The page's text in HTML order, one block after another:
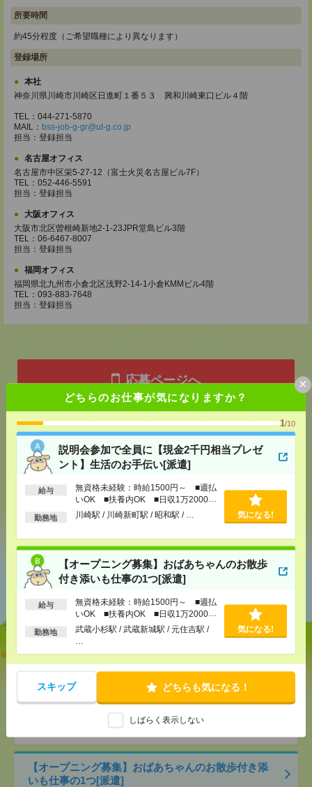
どちらのお仕事が気になりますか？
1/10
説明会参加で全員に【現金2千円相当プレゼ
ント】生活のお手伝い[派遣]
給与
無資格未経験：時給1500円～ ■週払
いOK ■扶養内OK ■日収1万2000円
以上
勤務地 川崎駅 / 川崎新町駅 / 昭和駅 / … 気になる!
【オープニング募集】おばあちゃんのお散歩
付き添いも仕事の1つ[派遣]
給与
無資格未経験：時給1500円～ ■週払
いOK ■扶養内OK ■日収1万2000円
以上
勤務地
武蔵小杉駅 / 武蔵新城駅 / 元住吉駅 /
気になる!
スキップ どちらも気になる！
しばらく表示しない
×
所要時間
約45分程度（ご希望職種により異なります）
登録場所
本社
神奈川県川崎市川崎区日進町１番５３ 興和川崎東口ビル４階
TEL：044-271-5870
MAIL： bss-job-g-gr@ut-g.co.jp
担当：登録担当
名古屋オフィス
名古屋市中区栄5-27-12（富士火災名古屋ビル7F）
TEL：052-446-5591
担当：登録担当
大阪オフィス
大阪市北区曽根崎新地2-1-23JPR堂島ビル3階
TEL：06-6467-8007
担当：登録担当
福岡オフィス
福岡県北九州市小倉北区浅野2-14-1小倉KMMビル4階
TEL：093-883-7648
担当：登録担当
応募ページへ
気になる！
シェア ブックマーク
あなたの閲覧履歴からの
説明会参加で全員に【現金2千円相当プレゼント】生
活のお手伝い[派遣]
[給 与]無資格未経験：時給1500円～ ■週払い
OK ■扶養内OK ■日収1万2000円以上
【オープニング募集】おばあちゃんのお散歩付き添
いも仕事の1つ[派遣]